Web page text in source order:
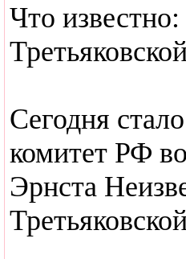
Что
Сегодня
комитет РФ
Эрнста